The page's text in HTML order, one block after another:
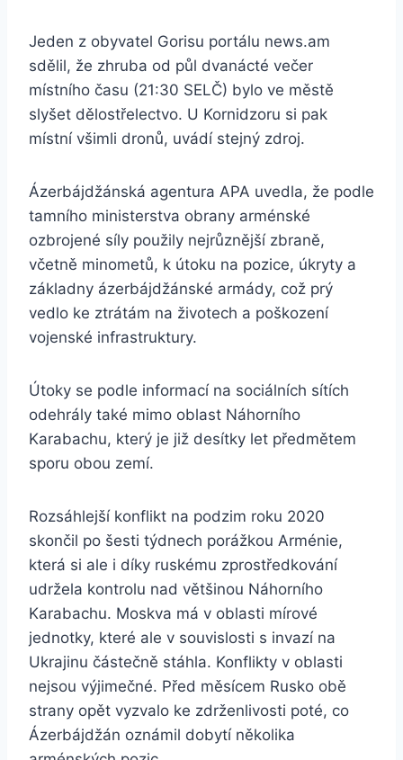
Jeden z obyvatel Gorisu portálu news.am
sdělil, že zhruba od půl dvanácté večer
místního času (21:30 SELČ) bylo ve městě
slyšet dělostřelectvo. U Kornidzoru si pak
místní všimli dronů, uvádí stejný zdroj.
Ázerbájdžánská agentura APA uvedla, že podle
tamního ministerstva obrany arménské
ozbrojené síly použily nejrůznější zbraně,
včetně minometů, k útoku na pozice, úkryty a
základny ázerbájdžánské armády, což prý
vedlo ke ztrátám na životech a poškození
vojenské infrastruktury.
Útoky se podle informací na sociálních sítích
odehrály také mimo oblast Náhorního
Karabachu, který je již desítky let předmětem
sporu obou zemí.
Rozsáhlejší konflikt na podzim roku 2020
skončil po šesti týdnech porážkou Arménie,
která si ale i díky ruskému zprostředkování
udržela kontrolu nad většinou Náhorního
Karabachu. Moskva má v oblasti mírové
jednotky, které ale v souvislosti s invazí na
Ukrajinu částečně stáhla. Konflikty v oblasti
nejsou výjimečné. Před měsícem Rusko obě
strany opět vyzvalo ke zdrženlivosti poté, co
Ázerbájdžán oznámil dobytí několika